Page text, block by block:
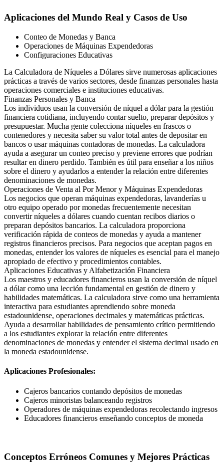
Aplicaciones del Mundo Real y Casos de Uso
Conteo de Monedas y Banca
Operaciones de Máquinas Expendedoras
Configuraciones Educativas
La Calculadora de Níqueles a Dólares sirve numerosas aplicaciones
prácticas a través de varios sectores, desde finanzas personales hasta
operaciones comerciales e instituciones educativas.
Finanzas Personales y Banca
Los individuos usan la conversión de níquel a dólar para la gestión
financiera cotidiana, incluyendo contar suelto, preparar depósitos y
presupuestar. Mucha gente colecciona níqueles en frascos o
contenedores y necesita saber su valor total antes de depositar en
bancos o usar máquinas contadoras de monedas. La calculadora
ayuda a asegurar un conteo preciso y previene errores que podrían
resultar en dinero perdido. También es útil para enseñar a los niños
sobre el dinero y ayudarlos a entender la relación entre diferentes
denominaciones de monedas.
Operaciones de Venta al Por Menor y Máquinas Expendedoras
Los negocios que operan máquinas expendedoras, lavanderías u
otro equipo operado por monedas frecuentemente necesitan
convertir níqueles a dólares cuando cuentan recibos diarios o
preparan depósitos bancarios. La calculadora proporciona
verificación rápida de conteos de monedas y ayuda a mantener
registros financieros precisos. Para negocios que aceptan pagos en
monedas, entender los valores de níqueles es esencial para el manejo
apropiado de efectivo y procedimientos contables.
Aplicaciones Educativas y Alfabetización Financiera
Los maestros y educadores financieros usan la conversión de níquel
a dólar como una lección fundamental en gestión de dinero y
habilidades matemáticas. La calculadora sirve como una herramienta
interactiva para estudiantes aprendiendo sobre moneda
estadounidense, operaciones decimales y matemáticas prácticas.
Ayuda a desarrollar habilidades de pensamiento crítico permitiendo
a los estudiantes explorar la relación entre diferentes
denominaciones de monedas y entender el sistema decimal usado en
la moneda estadounidense.
Aplicaciones Profesionales:
Cajeros bancarios contando depósitos de monedas
Cajeros minoristas balanceando registros
Operadores de máquinas expendedoras recolectando ingresos
Educadores financieros enseñando conceptos de moneda
Conceptos Erróneos Comunes y Mejores Prácticas